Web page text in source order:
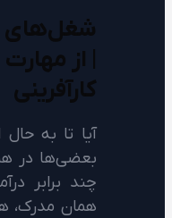
شغل‌های
| از
کارآفرینی
آیا تا به
بعضی‌ها در
چند برابر
همان مدرک،